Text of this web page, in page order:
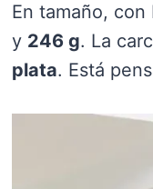
En tamaño, con
y 246 g. La
plata. Está